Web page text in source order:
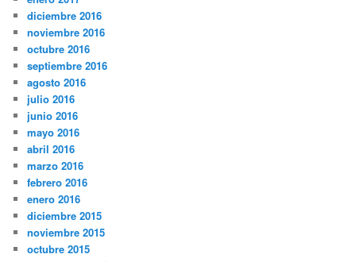
diciembre 2016
noviembre 2016
octubre 2016
septiembre 2016
agosto 2016
julio 2016
junio 2016
mayo 2016
abril 2016
marzo 2016
febrero 2016
enero 2016
diciembre 2015
noviembre 2015
octubre 2015